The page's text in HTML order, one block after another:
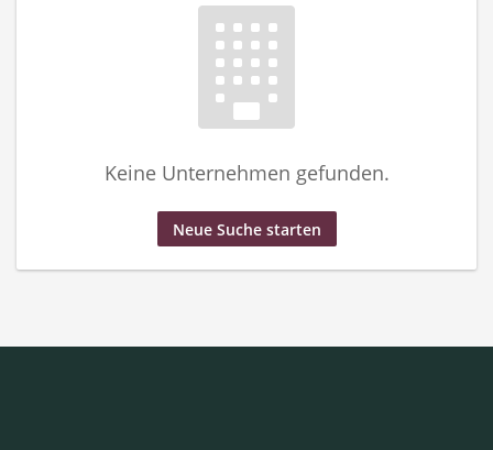
Keine Unternehmen gefunden.
Neue Suche starten